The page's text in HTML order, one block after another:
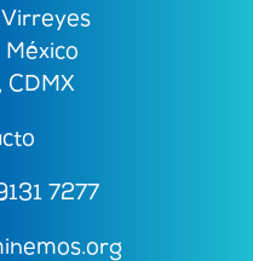
Virreyes
México
CDMX
7277